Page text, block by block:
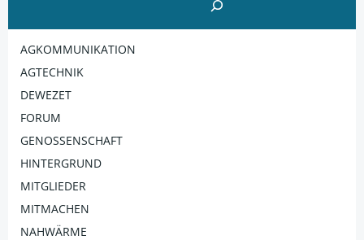
AGKOMMUNIKATION
AGTECHNIK
DEWEZET
FORUM
GENOSSENSCHAFT
HINTERGRUND
MITGLIEDER
MITMACHEN
NAHWÄRME